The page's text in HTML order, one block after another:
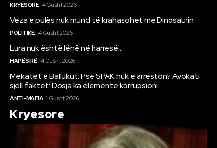
KRYESORE 4 Gusht 2026
Veza e pulës nuk mund të krahasohet me Dinosaurin
POLITIKË 4 Gusht 2026
Lura nuk është lënë në harresë…
HAPËSIRË 4 Gusht 2026
Mëkatet e Ballukut: Pse SPAK nuk e arreston? Avokati
sjell faktet: Dosja ka elemente korrupsioni
ANTI-MAFIA 1 Gusht 2026
Kryesore